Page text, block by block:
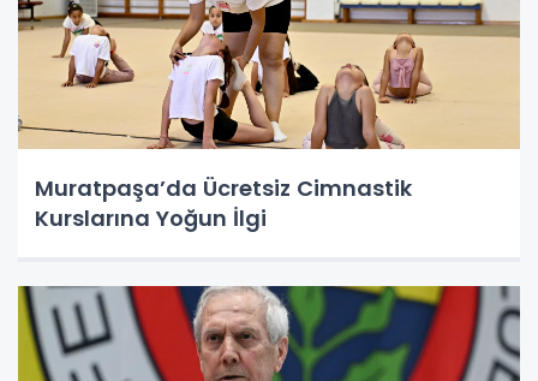
Muratpaşa’da Ücretsiz Cimnastik
Kurslarına Yoğun İlgi